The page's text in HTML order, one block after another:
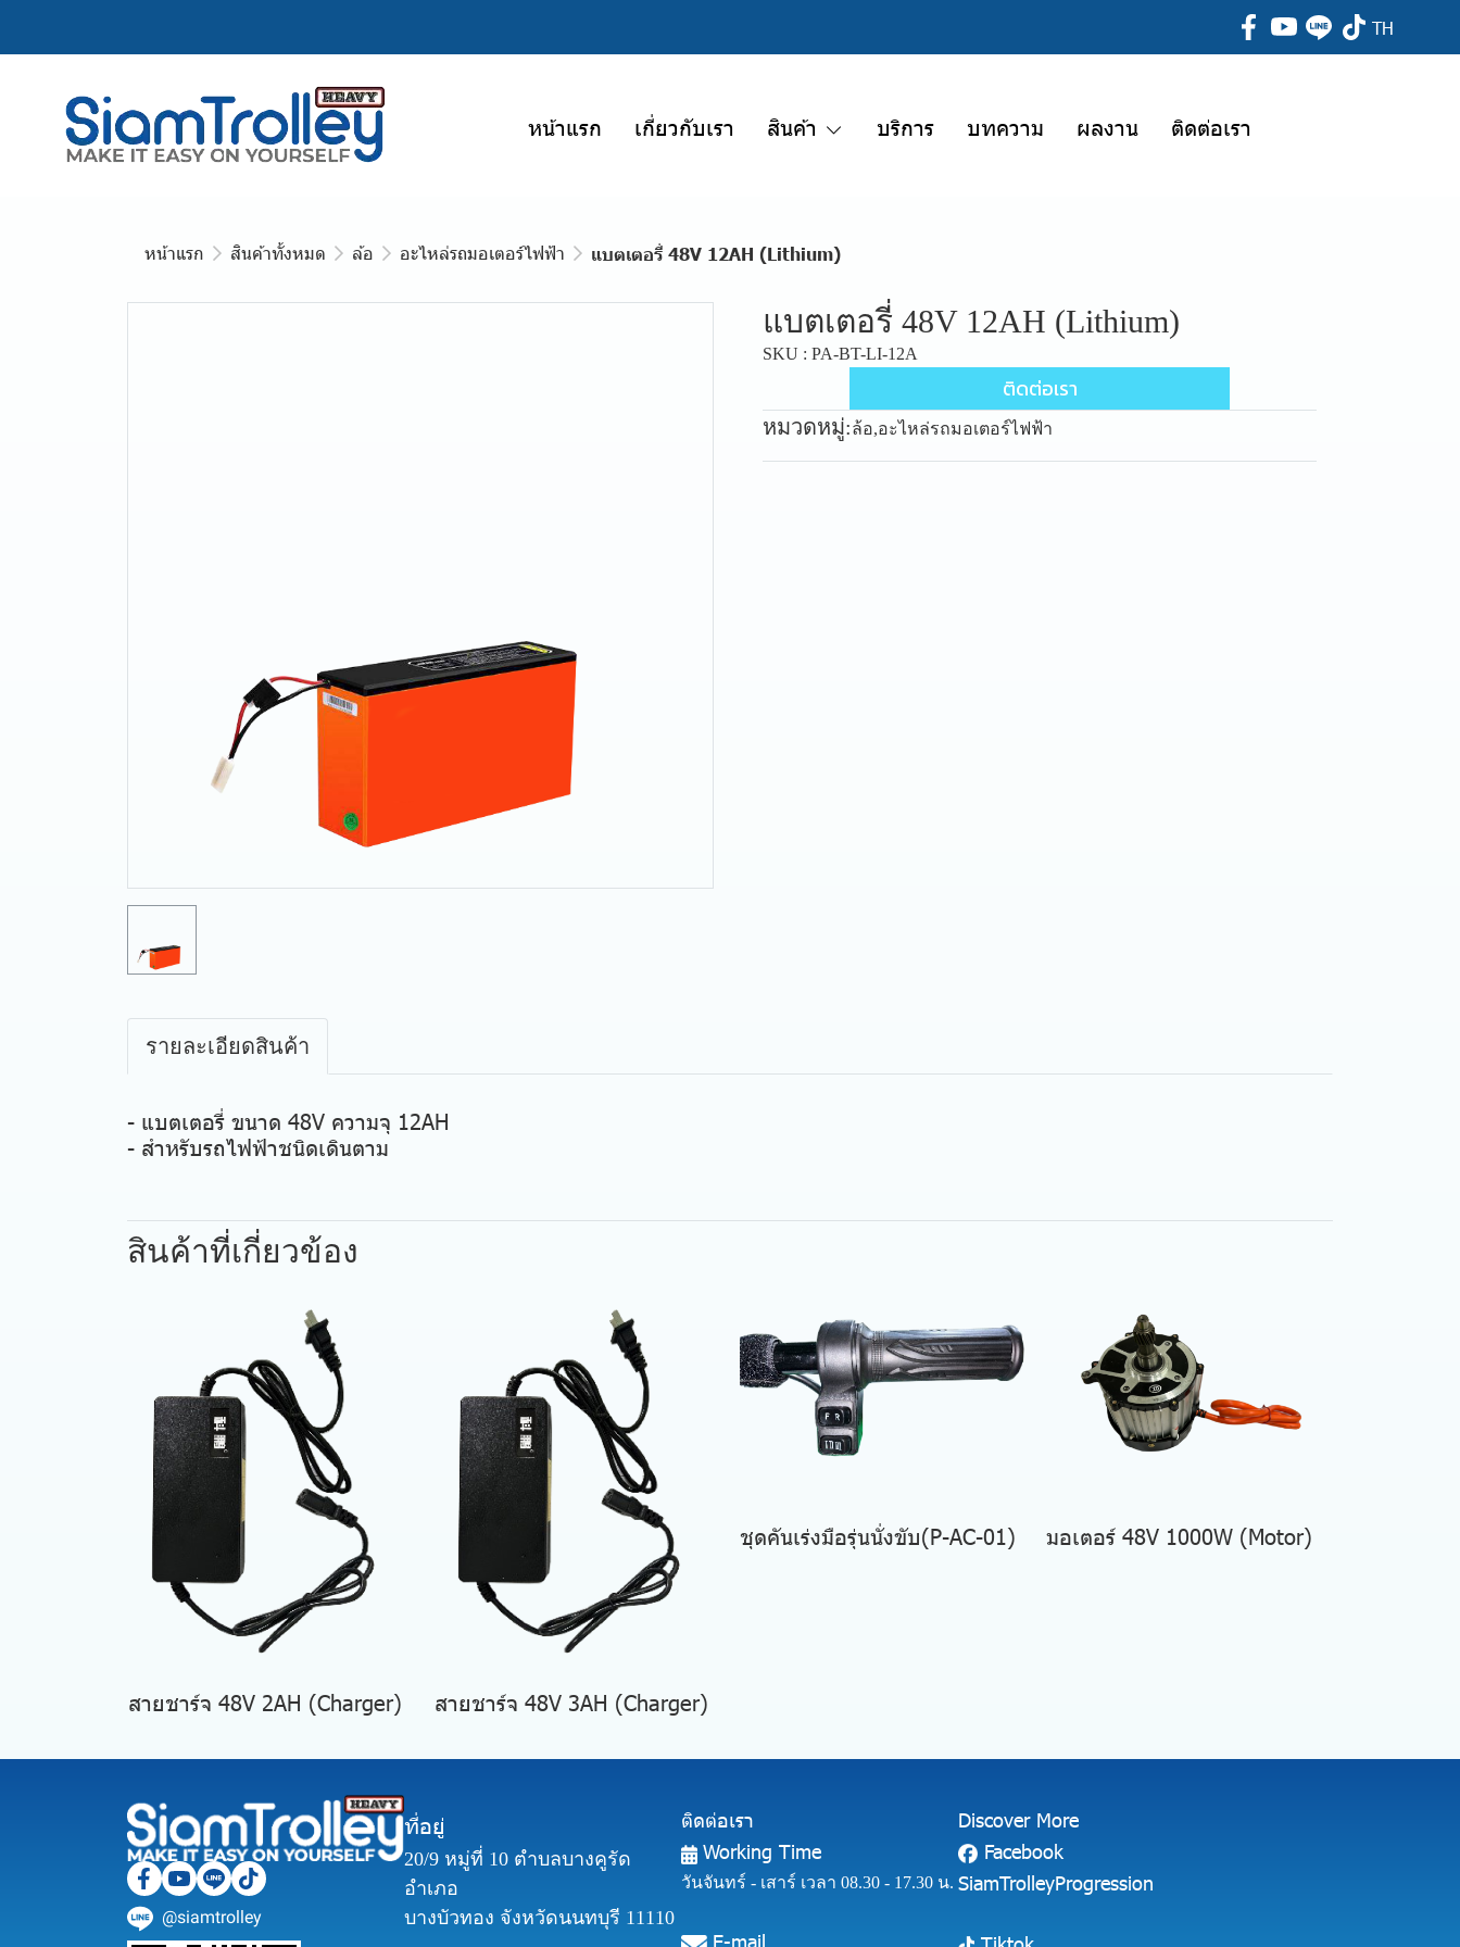
TH
หน้าแรก เกี่ยวกับเรา สินค้า บริการ บทความ ผลงาน ติดต่อเรา
หน้าแรก สินค้าทั้งหมด ล้อ อะไหล่รถมอเตอร์ไฟฟ้า แบตเตอรี่ 48V 12AH (Lithium)
แบตเตอรี่ 48V 12AH (Lithium)
SKU : PA-BT-LI-12A
ติดต่อเรา
หมวดหมู่:ล้อ,อะไหล่รถมอเตอร์ไฟฟ้า
รายละเอียดสินค้า
- แบตเตอรี่ ขนาด 48V ความจุ 12AH
- สำหรับรถไฟฟ้าชนิดเดินตาม
สินค้าที่เกี่ยวข้อง
สายชาร์จ 48V 2AH (Charger) สายชาร์จ 48V 3AH (Charger)
ชุดคันเร่งมือรุ่นนั่งขับ(P-AC-01) มอเตอร์ 48V 1000W (Motor)
@siamtrolley
ที่อยู่
20/9 หมู่ที่ 10 ตำบลบางคูรัด
อำเภอ
บางบัวทอง จังหวัดนนทบุรี 11110
ติดต่อเรา
Working Time
วันจันทร์ - เสาร์ เวลา 08.30 - 17.30 น.
E-mail
Discover More
Facebook
SiamTrolleyProgression